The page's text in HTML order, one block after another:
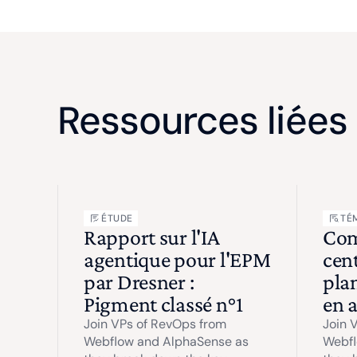
Ressources liées
ÉTUDE
Rapport sur l'IA
agentique pour l'EPM
par Dresner :
Pigment classé n°1
Join VPs of RevOps from
Webflow and AlphaSense as
en
Join